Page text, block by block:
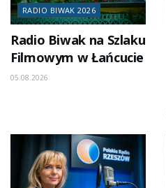
RADIO BIWAK 2026
Radio Biwak na Szlaku
Filmowym w Łańcucie
05.08.2026